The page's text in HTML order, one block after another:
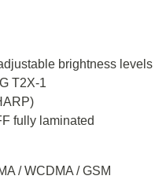
brightness levels
T2X-1
fully laminated
/ WCDMA / GSM